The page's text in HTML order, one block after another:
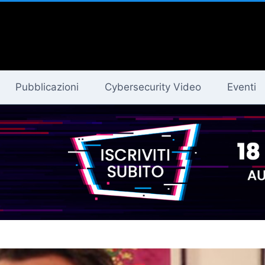
Pubblicazioni Cybersecurity Video Eventi